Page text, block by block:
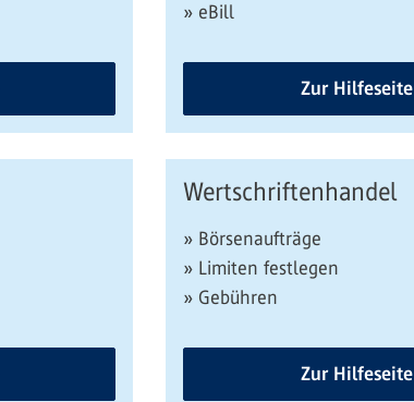
» eBill
Zur Hilfeseite
Wertschriftenhandel
» Börsenaufträge
» Limiten festlegen
» Gebühren
Zur Hilfeseite